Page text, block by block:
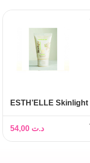
ESTH’ELLE Skinlight
د.ت